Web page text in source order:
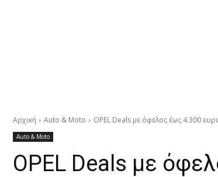
Αρχική Auto & Moto OPEL Deals με όφελος έως 4.300
Auto & Moto
OPEL Deals με